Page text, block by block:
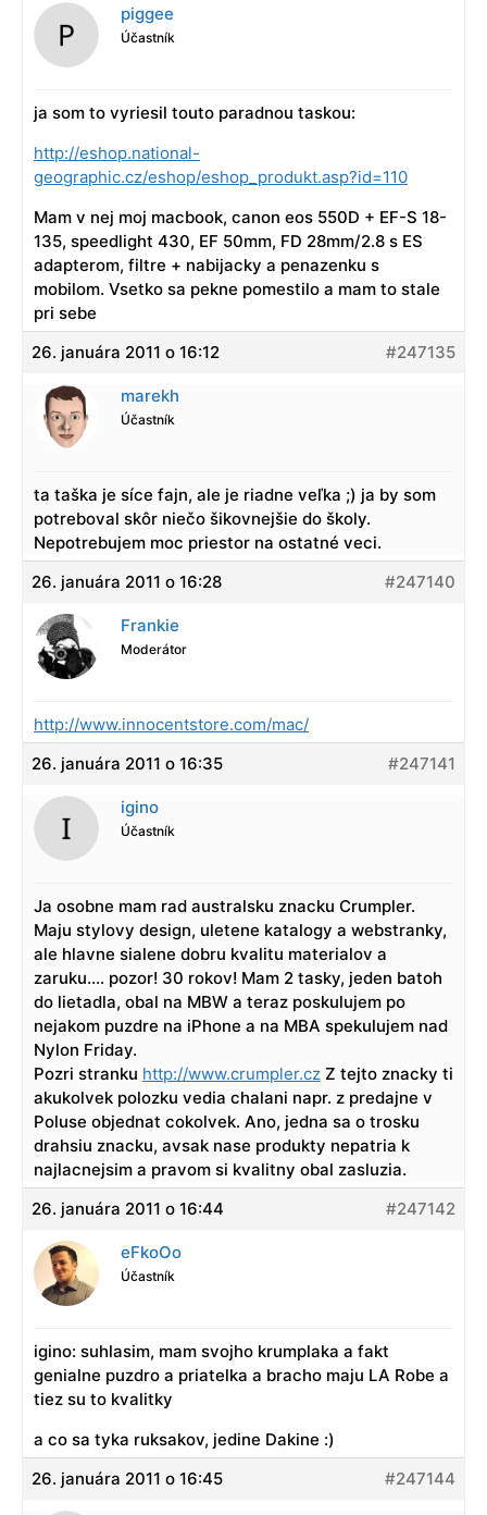
piggee
Účastník
ja som to vyriesil touto paradnou taskou:
http://eshop.national-
geographic.cz/eshop/eshop_produkt.asp?id=110
Mam v nej moj macbook, canon eos 550D + EF-S 18-
135, speedlight 430, EF 50mm, FD 28mm/2.8 s ES
adapterom, filtre + nabijacky a penazenku s
mobilom. Vsetko sa pekne pomestilo a mam to stale
pri sebe
26. januára 2011 o 16:12
#247135
marekh
Účastník
ta taška je síce fajn, ale je riadne veľka ;) ja by som
potreboval skôr niečo šikovnejšie do školy.
Nepotrebujem moc priestor na ostatné veci.
26. januára 2011 o 16:28
#247140
Frankie
Moderátor
http://www.innocentstore.com/mac/
26. januára 2011 o 16:35
#247141
igino
Účastník
Ja osobne mam rad australsku znacku Crumpler.
Maju stylovy design, uletene katalogy a webstranky,
ale hlavne sialene dobru kvalitu materialov a
zaruku…. pozor! 30 rokov! Mam 2 tasky, jeden batoh
do lietadla, obal na MBW a teraz poskulujem po
nejakom puzdre na iPhone a na MBA spekulujem nad
Nylon Friday.
Pozri stranku http://www.crumpler.cz Z tejto znacky ti
akukolvek polozku vedia chalani napr. z predajne v
Poluse objednat cokolvek. Ano, jedna sa o trosku
drahsiu znacku, avsak nase produkty nepatria k
najlacnejsim a pravom si kvalitny obal zasluzia.
26. januára 2011 o 16:44
#247142
eFkoOo
Účastník
igino: suhlasim, mam svojho krumplaka a fakt
genialne puzdro a priatelka a bracho maju LA Robe a
tiez su to kvalitky
a co sa tyka ruksakov, jedine Dakine :)
26. januára 2011 o 16:45
#247144